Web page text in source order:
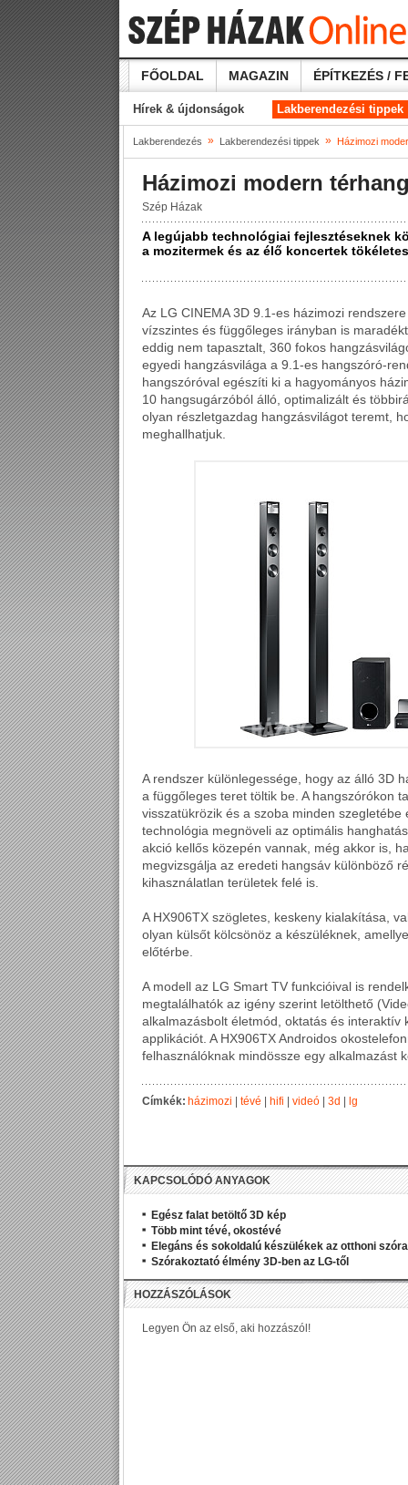
FŐOLDAL MAGAZIN ÉPÍTKEZÉS /
Hírek & újdonságok Lakberendezési tippek
Lakberendezés » Lakberendezési tippek » Házimozi
Házimozi modern
Szép Házak
A legújabb technológiai fejlesztéseknek
a mozitermek és az élő koncertek
Az LG CINEMA 3D 9.1-es házimozi
vízszintes és függőleges irányban is
eddig nem tapasztalt, 360 fokos
egyedi hangzásvilága a 9.1-es hangszóró-
hangszóróval egészíti ki a hagyományos
10 hangsugárzóból álló, optimalizált és
olyan részletgazdag hangzásvilágot teremt,
meghallhatjuk.
A rendszer különlegessége, hogy az álló 3D
a függőleges teret töltik be. A hangszórókon
visszatükrözik és a szoba minden
technológia megnöveli az optimális
akció kellős közepén vannak, még akkor is,
megvizsgálja az eredeti hangsáv különböző
kihasználatlan területek felé is.
A HX906TX szögletes, keskeny kialakítása,
olyan külsőt kölcsönöz a készüléknek,
előtérbe.
A modell az LG Smart TV funkcióival is
megtalálhatók az igény szerint letölthető
alkalmazásbolt életmód, oktatás és
applikációt. A HX906TX Androidos
felhasználóknak mindössze egy alkalmazást
Címkék: házimozi tévé hifi videó 3d lg
KAPCSOLÓDÓ ANYAGOK
Egész falat betöltő 3D kép
Több mint tévé, okostévé
Elegáns és sokoldalú készülékek az otthoni
Szórakoztató élmény 3D-ben az LG-től